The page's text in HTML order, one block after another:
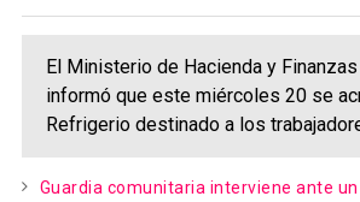
El Ministerio de Hacienda y
informó que este miércoles 20 se
Refrigerio destinado a los
Guardia comunitaria interviene ante